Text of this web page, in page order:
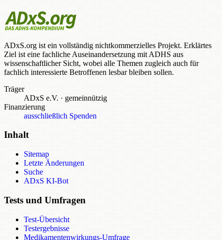
ADxS.org ist ein vollständig nichtkommerzielles Projekt. Erklärtes
Ziel ist eine fachliche Auseinandersetzung mit ADHS aus
wissenschaftlicher Sicht, wobei alle Themen zugleich auch für
fachlich interessierte Betroffenen lesbar bleiben sollen.
Träger
ADxS e.V. · gemeinnützig
Finanzierung
ausschließlich Spenden
Inhalt
Sitemap
Letzte Änderungen
Suche
ADxS KI-Bot
Tests und Umfragen
Test-Übersicht
Testergebnisse
Medikamentenwirkungs-Umfrage